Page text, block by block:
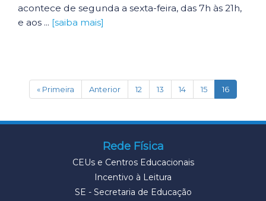
acontece de segunda a sexta-feira, das 7h às 21h,
e aos ... [saiba mais]
« Primeira Anterior 12 13 14 15 16(current)
Rede Física
CEUs e Centros Educacionais
Incentivo à Leitura
SE - Secretaria de Educação